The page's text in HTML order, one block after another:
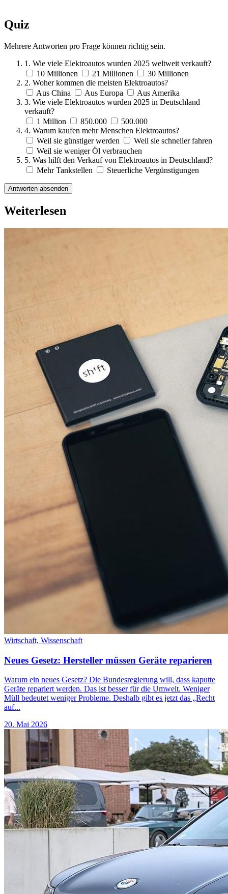
Quiz
Mehrere Antworten pro Frage können richtig sein.
1. Wie viele Elektroautos wurden 2025 weltweit verkauft?
10 Millionen
21 Millionen
30 Millionen
2. Woher kommen die meisten Elektroautos?
Aus China
Aus Europa
Aus Amerika
3. Wie viele Elektroautos wurden 2025 in Deutschland
verkauft?
1 Million
850.000
500.000
4. Warum kaufen mehr Menschen Elektroautos?
Weil sie günstiger werden
Weil sie schneller fahren
Weil sie weniger Öl verbrauchen
5. Was hilft den Verkauf von Elektroautos in Deutschland?
Mehr Tankstellen
Steuerliche Vergünstigungen
Antworten absenden
Weiterlesen
Wirtschaft, Wissenschaft
Neues Gesetz: Hersteller müssen Geräte reparieren
Warum ein neues Gesetz? Die Bundesregierung will, dass kaputte
Geräte repariert werden. Das ist besser für die Umwelt. Weniger
Müll bedeutet weniger Probleme. Deshalb gibt es jetzt das „Recht
auf...
20. Mai 2026